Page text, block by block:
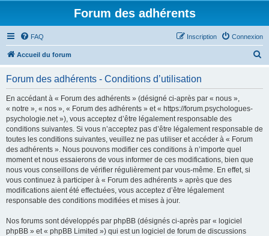
Forum des adhérents
FAQ Connexion
Inscription
Accueil du forum
Forum des adhérents - Conditions d’utilisation
En accédant à « Forum des adhérents » (désigné ci-après par « nous »,
« notre », « nos », « Forum des adhérents » et « https://forum.psychologues-
psychologie.net »), vous acceptez d’être légalement responsable des
conditions suivantes. Si vous n’acceptez pas d’être légalement responsable de
toutes les conditions suivantes, veuillez ne pas utiliser et accéder à « Forum
des adhérents ». Nous pouvons modifier ces conditions à n’importe quel
moment et nous essaierons de vous informer de ces modifications, bien que
nous vous conseillons de vérifier régulièrement par vous-même. En effet, si
vous continuez à participer à « Forum des adhérents » après que des
modifications aient été effectuées, vous acceptez d’être légalement
responsable des conditions modifiées et mises à jour.
Nos forums sont développés par phpBB (désignés ci-après par « logiciel
phpBB » et « phpBB Limited ») qui est un logiciel de forum de discussions